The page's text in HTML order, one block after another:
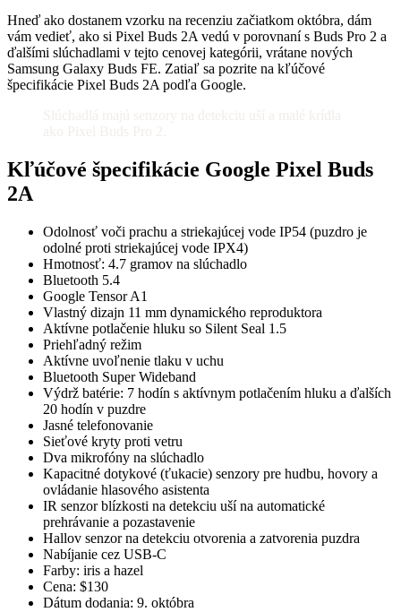
Hneď ako dostanem vzorku na recenziu začiatkom októbra, dám
vám vedieť, ako si Pixel Buds 2A vedú v porovnaní s Buds Pro 2 a
ďalšími slúchadlami v tejto cenovej kategórii, vrátane nových
Samsung Galaxy Buds FE. Zatiaľ sa pozrite na kľúčové
špecifikácie Pixel Buds 2A podľa Google.
Kľúčové špecifikácie Google Pixel Buds
2A
Odolnosť voči prachu a striekajúcej vode IP54 (puzdro je
odolné proti striekajúcej vode IPX4)
Hmotnosť: 4.7 gramov na slúchadlo
Bluetooth 5.4
Google Tensor A1
Vlastný dizajn 11 mm dynamického reproduktora
Aktívne potlačenie hluku so Silent Seal 1.5
Priehľadný režim
Aktívne uvoľnenie tlaku v uchu
Bluetooth Super Wideband
Výdrž batérie: 7 hodín s aktívnym potlačením hluku a ďalších
20 hodín v puzdre
Jasné telefonovanie
Sieťové kryty proti vetru
Dva mikrofóny na slúchadlo
Kapacitné dotykové (ťukacie) senzory pre hudbu, hovory a
ovládanie hlasového asistenta
IR senzor blízkosti na detekciu uší na automatické
prehrávanie a pozastavenie
Hallov senzor na detekciu otvorenia a zatvorenia puzdra
Nabíjanie cez USB-C
Farby: iris a hazel
Cena: $130
Dátum dodania: 9. októbra